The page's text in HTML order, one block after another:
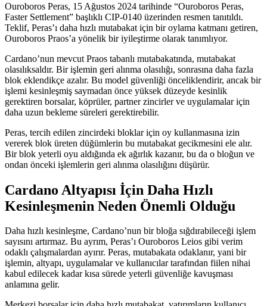
Ouroboros Peras, 15 Ağustos 2024 tarihinde “Ouroboros Peras,
Faster Settlement” başlıklı CIP-0140 üzerinden resmen tanıtıldı.
Teklif, Peras’ı daha hızlı mutabakat için bir oylama katmanı getiren,
Ouroboros Praos’a yönelik bir iyileştirme olarak tanımlıyor.
Cardano’nun mevcut Praos tabanlı mutabakatında, mutabakat
olasılıksaldır. Bir işlemin geri alınma olasılığı, sonrasına daha fazla
blok eklendikçe azalır. Bu model güvenliği önceliklendirir, ancak bir
işlemi kesinleşmiş saymadan önce yüksek düzeyde kesinlik
gerektiren borsalar, köprüler, partner zincirler ve uygulamalar için
daha uzun bekleme süreleri gerektirebilir.
Peras, tercih edilen zincirdeki bloklar için oy kullanmasına izin
vererek blok üreten düğümlerin bu mutabakat gecikmesini ele alır.
Bir blok yeterli oyu aldığında ek ağırlık kazanır, bu da o bloğun ve
ondan önceki işlemlerin geri alınma olasılığını düşürür.
Cardano Altyapısı İçin Daha Hızlı
Kesinleşmenin Neden Önemli Olduğu
Daha hızlı kesinleşme, Cardano’nun bir bloğa sığdırabileceği işlem
sayısını artırmaz. Bu ayrım, Peras’ı Ouroboros Leios gibi verim
odaklı çalışmalardan ayırır. Peras, mutabakata odaklanır, yani bir
işlemin, altyapı, uygulamalar ve kullanıcılar tarafından fiilen nihai
kabul edilecek kadar kısa sürede yeterli güvenliğe kavuşması
anlamına gelir.